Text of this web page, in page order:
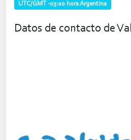
UTC/GMT -03:00 hora Argentina
Datos de contacto de